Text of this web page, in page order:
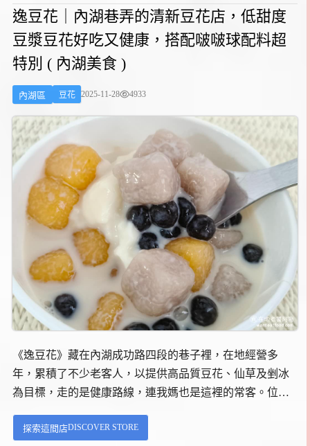
麼長。...
逸豆花｜內湖巷弄的清新豆花店，低甜度
豆漿豆花好吃又健康，搭配啵啵球配料超
特別 ( 內湖美食 )
內湖區 豆花 2025-11-28 4933
《逸豆花》藏在內湖成功路四段的巷子裡，在地經營多
年，累積了不少老客人，以提供高品質豆花、仙草及剉冰
為目標，走的是健康路線，連我媽也是這裡的常客。位在
這附近好吃的店也非常多，而且都是開了好幾年的老店，
探索這間店DISCOVER STORE